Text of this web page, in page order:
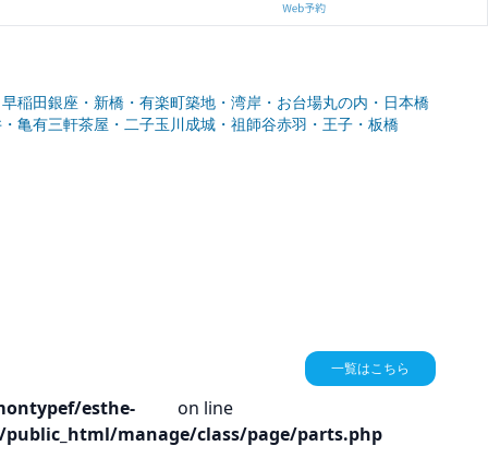
稲田銀座・新橋・有楽町築地・湾岸・お台場丸の内・日本橋
亀有三軒茶屋・二子玉川成城・祖師谷赤羽・王子・板橋
一覧はこちら
esthe-
public_html/manage/class/page/parts.php
on line